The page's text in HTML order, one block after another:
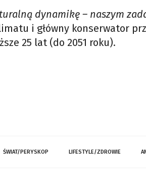
dynamikę – naszym
i główny konserwator
25 lat (do 2051 roku).
ŚWIAT/PERYSKOP LIFESTYLE/ZDROWIE